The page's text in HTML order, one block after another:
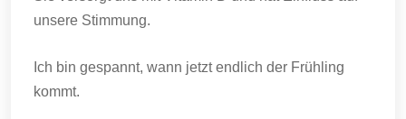
unsere Stimmung.
Ich bin gespannt, wann jetzt endlich der Frühling
kommt.